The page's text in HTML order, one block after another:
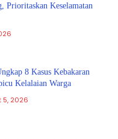
Prioritaskan Keselamatan
8 Kasus Kebakaran
Kelalaian Warga
5, 2026